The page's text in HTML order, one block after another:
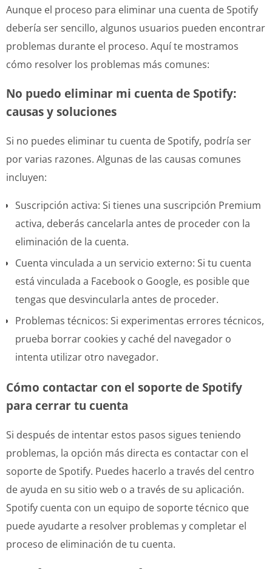
Aunque el proceso para eliminar una cuenta de Spotify
debería ser sencillo, algunos usuarios pueden encontrar
problemas durante el proceso. Aquí te mostramos
cómo resolver los problemas más comunes:
No puedo eliminar mi cuenta de Spotify:
causas y soluciones
Si no puedes eliminar tu cuenta de Spotify, podría ser
por varias razones. Algunas de las causas comunes
incluyen:
Suscripción activa: Si tienes una suscripción Premium
activa, deberás cancelarla antes de proceder con la
eliminación de la cuenta.
Cuenta vinculada a un servicio externo: Si tu cuenta
está vinculada a Facebook o Google, es posible que
tengas que desvincularla antes de proceder.
Problemas técnicos: Si experimentas errores técnicos,
prueba borrar cookies y caché del navegador o
intenta utilizar otro navegador.
Cómo contactar con el soporte de Spotify
para cerrar tu cuenta
Si después de intentar estos pasos sigues teniendo
problemas, la opción más directa es contactar con el
soporte de Spotify. Puedes hacerlo a través del centro
de ayuda en su sitio web o a través de su aplicación.
Spotify cuenta con un equipo de soporte técnico que
puede ayudarte a resolver problemas y completar el
proceso de eliminación de tu cuenta.